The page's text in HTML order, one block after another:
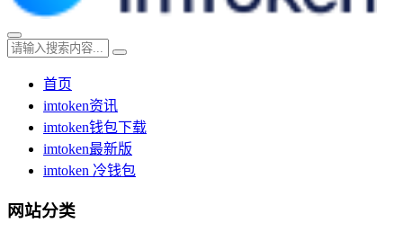
首页
imtoken资讯
imtoken钱包下载
imtoken最新版
imtoken 冷钱包
网站分类